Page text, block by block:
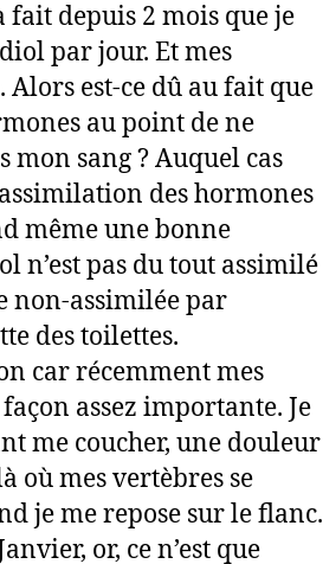
fait depuis 2 mois que je
par jour. Et mes
est-ce dû au fait que
au point de ne
sang ? Auquel cas
des hormones
même une bonne
n’est pas du tout assimilé
non-assimilée par
des toilettes.
car récemment mes
assez importante. Je
me coucher, une douleur
où mes vertèbres se
je me repose sur le flanc.
or, ce n’est que